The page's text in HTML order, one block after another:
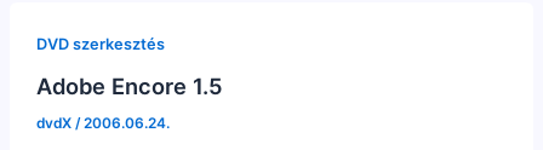
DVD szerkesztés
Adobe Encore 1.5
dvdX /2006.06.24.